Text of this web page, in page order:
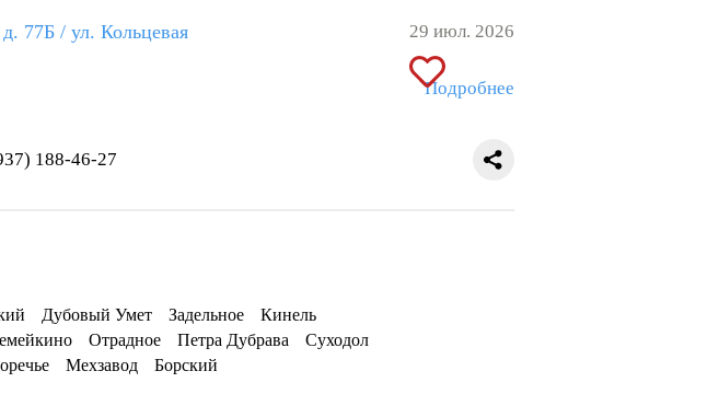
77Б / ул. Кольцевая 29 июл. 2026
Подробнее
188-46-27
Дубовый Умет Задельное
Кинель
Отрадное Петра Дубрава
Суходол
Мехзавод Борский